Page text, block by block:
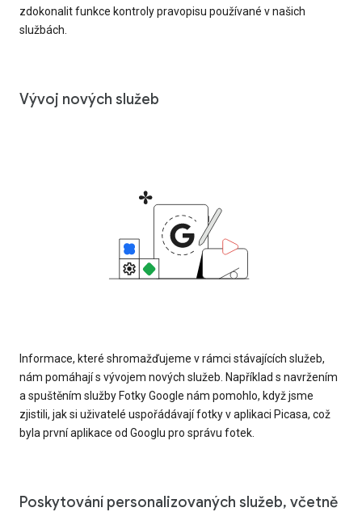
zdokonalit funkce kontroly pravopisu používané v našich
službách.
Vývoj nových služeb
Informace, které shromažďujeme v rámci stávajících služeb,
nám pomáhají s vývojem nových služeb. Například s navržením
a spuštěním služby Fotky Google nám pomohlo, když jsme
zjistili, jak si uživatelé uspořádávají fotky v aplikaci Picasa, což
byla první aplikace od Googlu pro správu fotek.
Poskytování personalizovaných služeb, včetně